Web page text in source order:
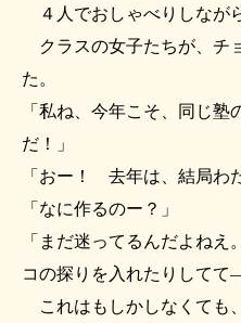
４人でおしゃべりしなが
クラスの女子たちが、チ
た。
「私ね、今年こそ、同じ
だ！」
「おー！ 去年は、結局わ
「なに作るのー？」
「まだ迷ってるんだよね
コの探りを入れたりしてて
これはもしかしなくても